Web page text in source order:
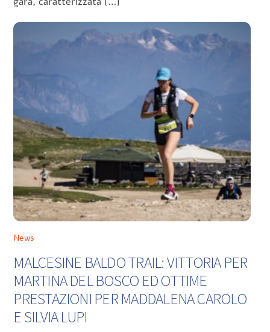
News
MALCESINE BALDO TRAIL: VITTORIA PER
MARTINA DEL BOSCO ED OTTIME
PRESTAZIONI PER MADDALENA CAROLO
E SILVIA LUPI